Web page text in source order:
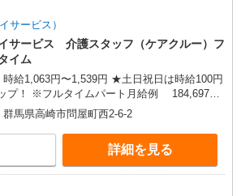
サービス）
サービス 介護スタッフ（ケアクルー）フ
イム
時給1,063円〜1,539円 ★土日祝日は時給100円
プ！ ※フルタイムパート月給例 184,697
267,402円 月額賃金は時給× 173.75時間
毎に異なる） ※給与幅は資格・経験等による
群馬県高崎市問屋町西2-6-2
詳細を見る